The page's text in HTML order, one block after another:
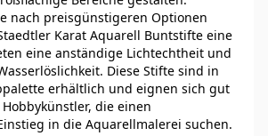
nach preisgünstigeren Optionen
Karat Aquarell Buntstifte eine
eine anständige Lichtechtheit und
Diese Stifte sind in
erhältlich und eignen sich gut
die einen
in die Aquarellmalerei suchen.